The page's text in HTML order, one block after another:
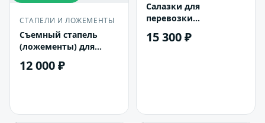
СТАПЕЛИ И ЛОЖЕМЕНТЫ
Съемный стапель
(ложементы) для
(203,253,325)
12 000 ₽
Салазки для
перевозки
15 300 ₽